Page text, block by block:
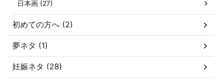
日本画 (27)
初めての方へ (2)
夢ネタ (1)
妊娠ネタ (28)